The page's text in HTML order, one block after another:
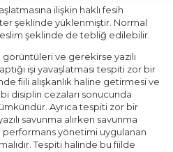
ilişkin haklı fesih
şeklinde yüklenmiştir. Normal
şeklinde de tebliğ edilebilir.
ve gerekirse yazılı
işi yavaşlatması tespiti zor bir
fiili alışkanlık haline getirmesi ve
disiplin cezaları sonucunda
Ayrıca tespiti zor bir
savunma alırken savunma
performans yönetimi uygulanan
Tespiti halinde bu fiilde